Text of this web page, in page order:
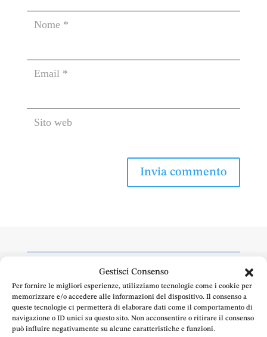
Gestisci Consenso
Per fornire le migliori esperienze, utilizziamo tecnologie come i cookie per
memorizzare e/o accedere alle informazioni del dispositivo. Il consenso a
queste tecnologie ci permetterà di elaborare dati come il comportamento di
navigazione o ID unici su questo sito. Non acconsentire o ritirare il consenso
può influire negativamente su alcune caratteristiche e funzioni.
Per ricevere una
consulenza legalepasso
dopo passo,